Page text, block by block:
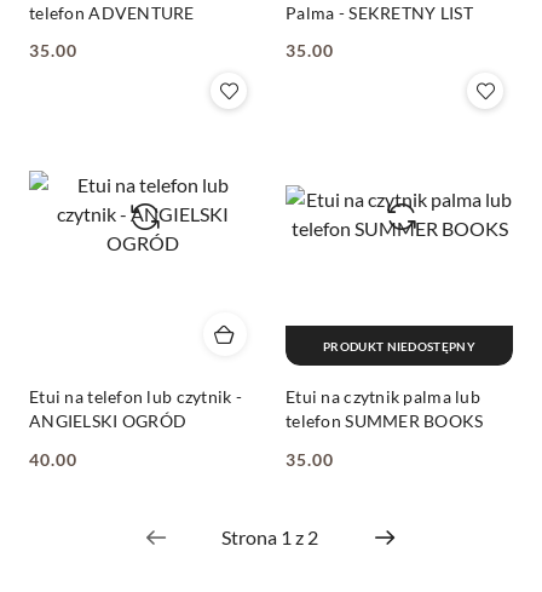
telefon ADVENTURE
Cena:
35.00
Palma - SEKRETNY LIST
Cena:
35.00
Etui na telefon lub czytnik -
ANGIELSKI OGRÓD
Cena:
40.00
Etui na czytnik palma lub
telefon SUMMER BOOKS
Cena:
35.00
PRODUKT NIEDOSTĘPNY